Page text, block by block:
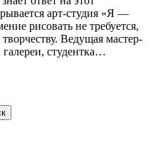
арт-студия «Я —
рисовать не требуется,
Ведущая мастер-
студентка…